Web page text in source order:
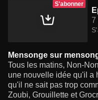
S'abonner
7
Mensonge sur
Tous les matins, Non-
une nouvelle idée qu'il a
qu'il ne sait pas trop
Zoubi, Grouillette et